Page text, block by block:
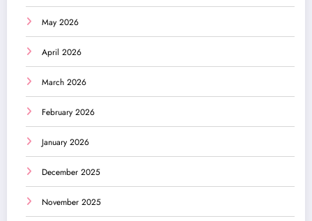
May 2026
April 2026
March 2026
February 2026
January 2026
December 2025
November 2025